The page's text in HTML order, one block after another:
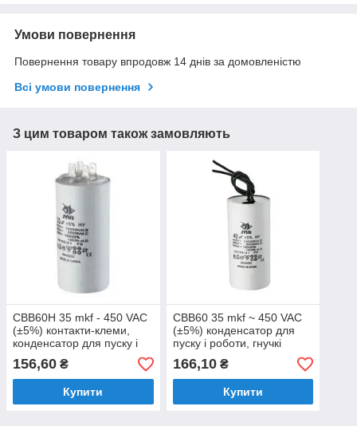
Умови повернення
Повернення товару впродовж 14 днів за домовленістю
Всі умови повернення
З цим товаром також замовляють
CBB60H 35 mkf - 450 VAC
(±5%) контакти-клеми,
конденсатор для пуску і
156,60 ₴
Купити
CBB60 35 mkf ~ 450 VAC
(±5%) конденсатор для
пуску і роботи, гнучкі
mm)
166,10₴
Купити